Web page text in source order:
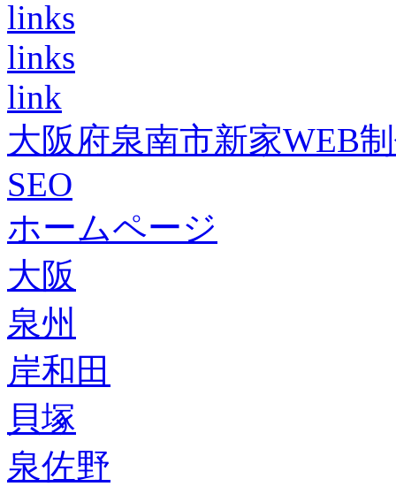
links
links
link
大阪府泉南市新家WEB
SEO
ホームページ
大阪
泉州
岸和田
貝塚
泉佐野